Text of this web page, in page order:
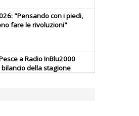
"Pensando con i piedi,
fare le rivoluzioni"
a Radio InBlu2000
bilancio della stagione